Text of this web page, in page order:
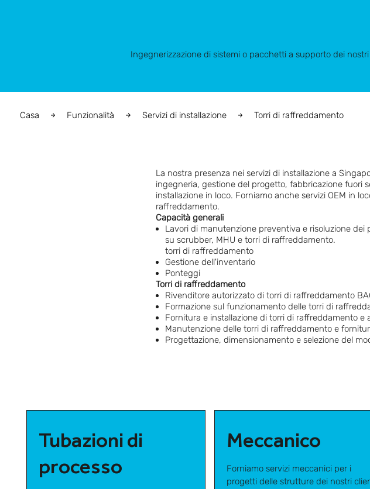
Ingegnerizzazione di sistemi o pacchetti a supporto dei
Casa Funzionalità Servizi di installazione Torri di raffreddamento
La nostra presenza nei servizi di installazione a
ingegneria, gestione del progetto, fabbricazione fuori
installazione in loco. Forniamo anche servizi OEM in
raffreddamento.
Capacità generali
Lavori di manutenzione preventiva e risoluzione dei
su scrubber, MHU e torri di raffreddamento.
torri di raffreddamento
Gestione dell'inventario
Ponteggi
Torri di raffreddamento
Rivenditore autorizzato di torri di raffreddamento
Formazione sul funzionamento delle torri di
Fornitura e installazione di torri di raffreddamento
Manutenzione delle torri di raffreddamento e
Progettazione, dimensionamento e selezione del
Tubazioni di
processo
Meccanico
Forniamo servizi meccanici per i
progetti delle strutture dei nostri